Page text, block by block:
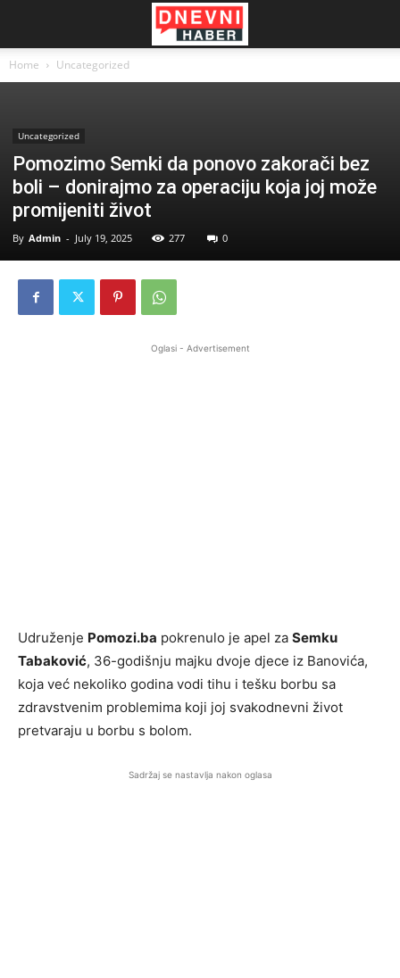
Home Uncategorized
Uncategorized
Pomozimo Semki da ponovo zakorači bez
boli – donirajmo za operaciju koja joj može
promijeniti život
By Admin - July 19, 2025 277 0
Oglasi - Advertisement
Udruženje Pomozi.ba pokrenulo je apel za Semku
Tabaković, 36-godišnju majku dvoje djece iz Banovića,
koja već nekoliko godina vodi tihu i tešku borbu sa
zdravstvenim problemima koji joj svakodnevni život
pretvaraju u borbu s bolom.
Sadržaj se nastavlja nakon oglasa